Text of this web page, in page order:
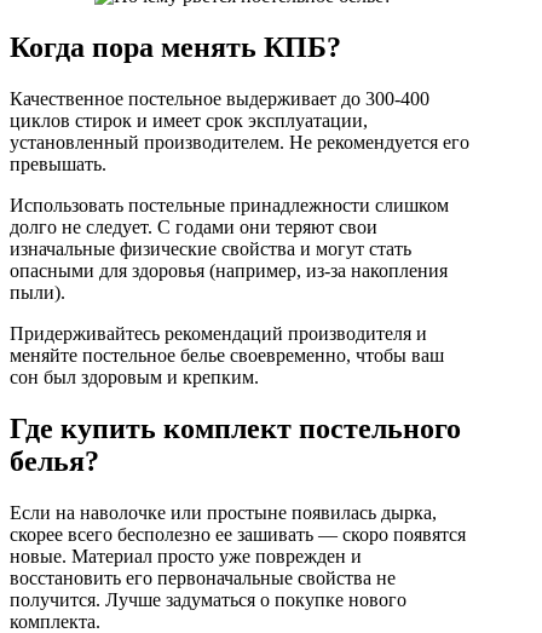
Когда пора менять КПБ?
Качественное постельное выдерживает до 300-400
циклов стирок и имеет срок эксплуатации,
установленный производителем. Не рекомендуется его
превышать.
Использовать постельные принадлежности слишком
долго не следует. С годами они теряют свои
изначальные физические свойства и могут стать
опасными для здоровья (например, из-за накопления
пыли).
Придерживайтесь рекомендаций производителя и
меняйте постельное белье своевременно, чтобы ваш
сон был здоровым и крепким.
Где купить комплект постельного
белья?
Если на наволочке или простыне появилась дырка,
скорее всего бесполезно ее зашивать — скоро появятся
новые. Материал просто уже поврежден и
восстановить его первоначальные свойства не
получится. Лучше задуматься о покупке нового
комплекта.